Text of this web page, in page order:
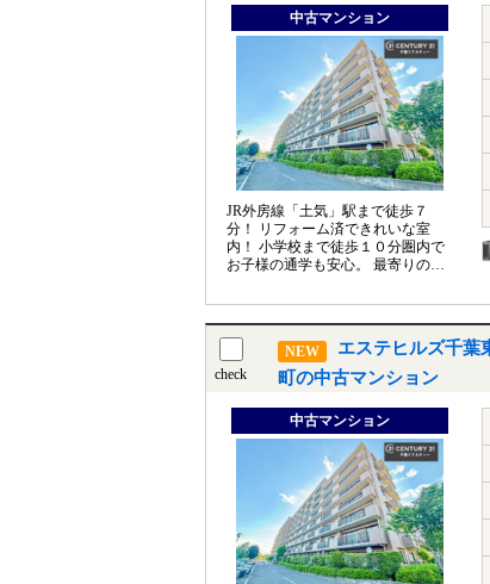
中古マンション
JR外房線「土気」駅まで徒歩７
分！ リフォーム済できれいな室
内！ 小学校まで徒歩１０分圏内で
お子様の通学も安心。 最寄りのコ
です！
check
NEW
エステヒルズ千葉
町の中古マンション
中古マンション